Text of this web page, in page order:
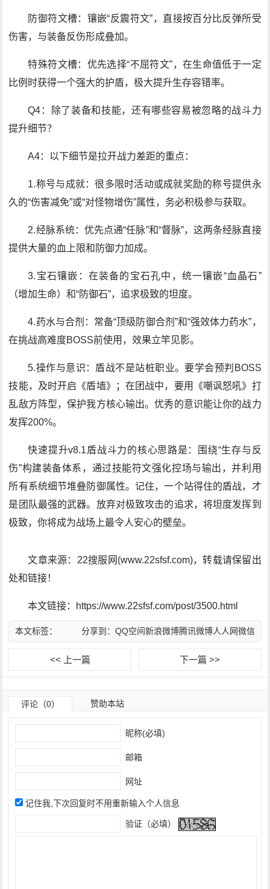
防御符文槽：镶嵌“反震符文”，直接按百分比反弹所受
伤害，与装备反伤形成叠加。
特殊符文槽：优先选择“不屈符文”，在生命值低于一定
比例时获得一个强大的护盾，极大提升生存容错率。
Q4：除了装备和技能，还有哪些容易被忽略的战斗力
提升细节？
A4：以下细节是拉开战力差距的重点：
1.称号与成就：很多限时活动或成就奖励的称号提供永
久的“伤害减免”或“对怪物增伤”属性，务必积极参与获取。
2.经脉系统：优先点通“任脉”和“督脉”，这两条经脉直接
提供大量的血上限和防御力加成。
3.宝石镶嵌：在装备的宝石孔中，统一镶嵌“血晶石”
（增加生命）和“防御石”，追求极致的坦度。
4.药水与合剂：常备“顶级防御合剂”和“强效体力药水”，
在挑战高难度BOSS前使用，效果立竿见影。
5.操作与意识：盾战不是站桩职业。要学会预判BOSS
技能，及时开启《盾墙》；在团战中，要用《嘲讽怒吼》打
乱敌方阵型，保护我方核心输出。优秀的意识能让你的战力
发挥200%。
快速提升v8.1盾战斗力的核心思路是：围绕“生存与反
伤”构建装备体系，通过技能符文强化控场与输出，并利用
所有系统细节堆叠防御属性。记住，一个站得住的盾战，才
是团队最强的武器。放弃对极致攻击的追求，将坦度发挥到
极致，你将成为战场上最令人安心的壁垒。
文章来源：22搜服网(www.22sfsf.com)，转载请保留出
处和链接！
本文链接：https://www.22sfsf.com/post/3500.html
分享到： QQ空间新浪微博腾讯微博人人网微信
本文标签：
<< 上一篇 下一篇 >>
评论（0） 赞助本站
昵称(必填)
邮箱
网址
记住我,下次回复时不用重新输入个人信息
验证（必填）